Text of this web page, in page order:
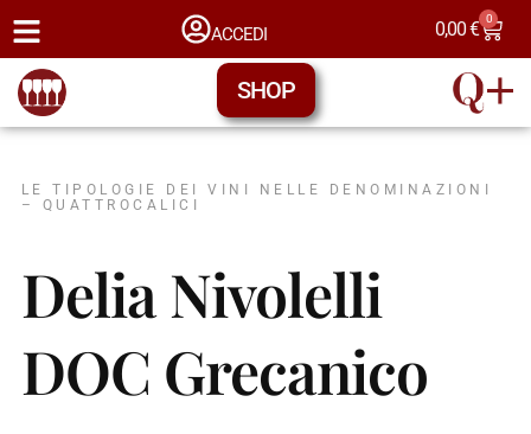
ACCEDI 0,00€ 0
SHOP
LE TIPOLOGIE DEI VINI NELLE DENOMINAZIONI
– QUATTROCALICI
Delia Nivolelli
DOC Grecanico